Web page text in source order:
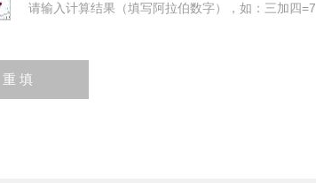
请输入计算结果（填写阿拉伯数字），如：三加四=7